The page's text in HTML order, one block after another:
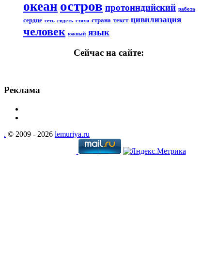
океан остров протоиндийский работа
сердце сеть сидеть стихи страна текст цивилизация
человек южный язык
Сейчас на сайте:
Реклама
. © 2009 - 2026 lemuriya.ru